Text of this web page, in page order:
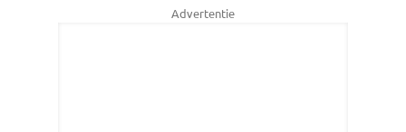
Advertentie